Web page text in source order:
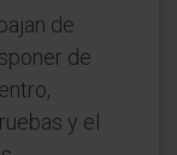
de
de
y el